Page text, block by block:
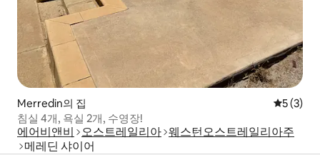
Merredin의 집 평점 5점
5 (3)
침실 4개, 욕실 2개, 수영장!
에어비앤비 오스트레일리아 웨스턴오스트레일리아주
메레딘 샤이어